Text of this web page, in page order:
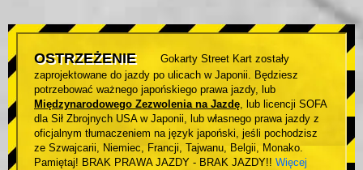
OSTRZEŻENIE
Gokarty Street Kart zostały
zaprojektowane do jazdy po ulicach w Japonii. Będziesz
potrzebować ważnego japońskiego prawa jazdy, lub
Międzynarodowego Zezwolenia na Jazdę, lub licencji SOFA
dla Sił Zbrojnych USA w Japonii, lub własnego prawa jazdy z
oficjalnym tłumaczeniem na język japoński, jeśli pochodzisz
ze Szwajcarii, Niemiec, Francji, Tajwanu, Belgii, Monako.
Pamiętaj! BRAK PRAWA JAZDY - BRAK JAZDY!! Więcej